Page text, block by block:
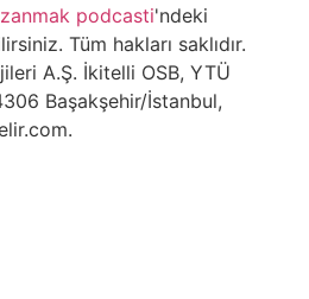
podcasti'ndeki
Tüm hakları saklıdır.
A.Ş. İkitelli OSB, YTÜ
Başakşehir/İstanbul,